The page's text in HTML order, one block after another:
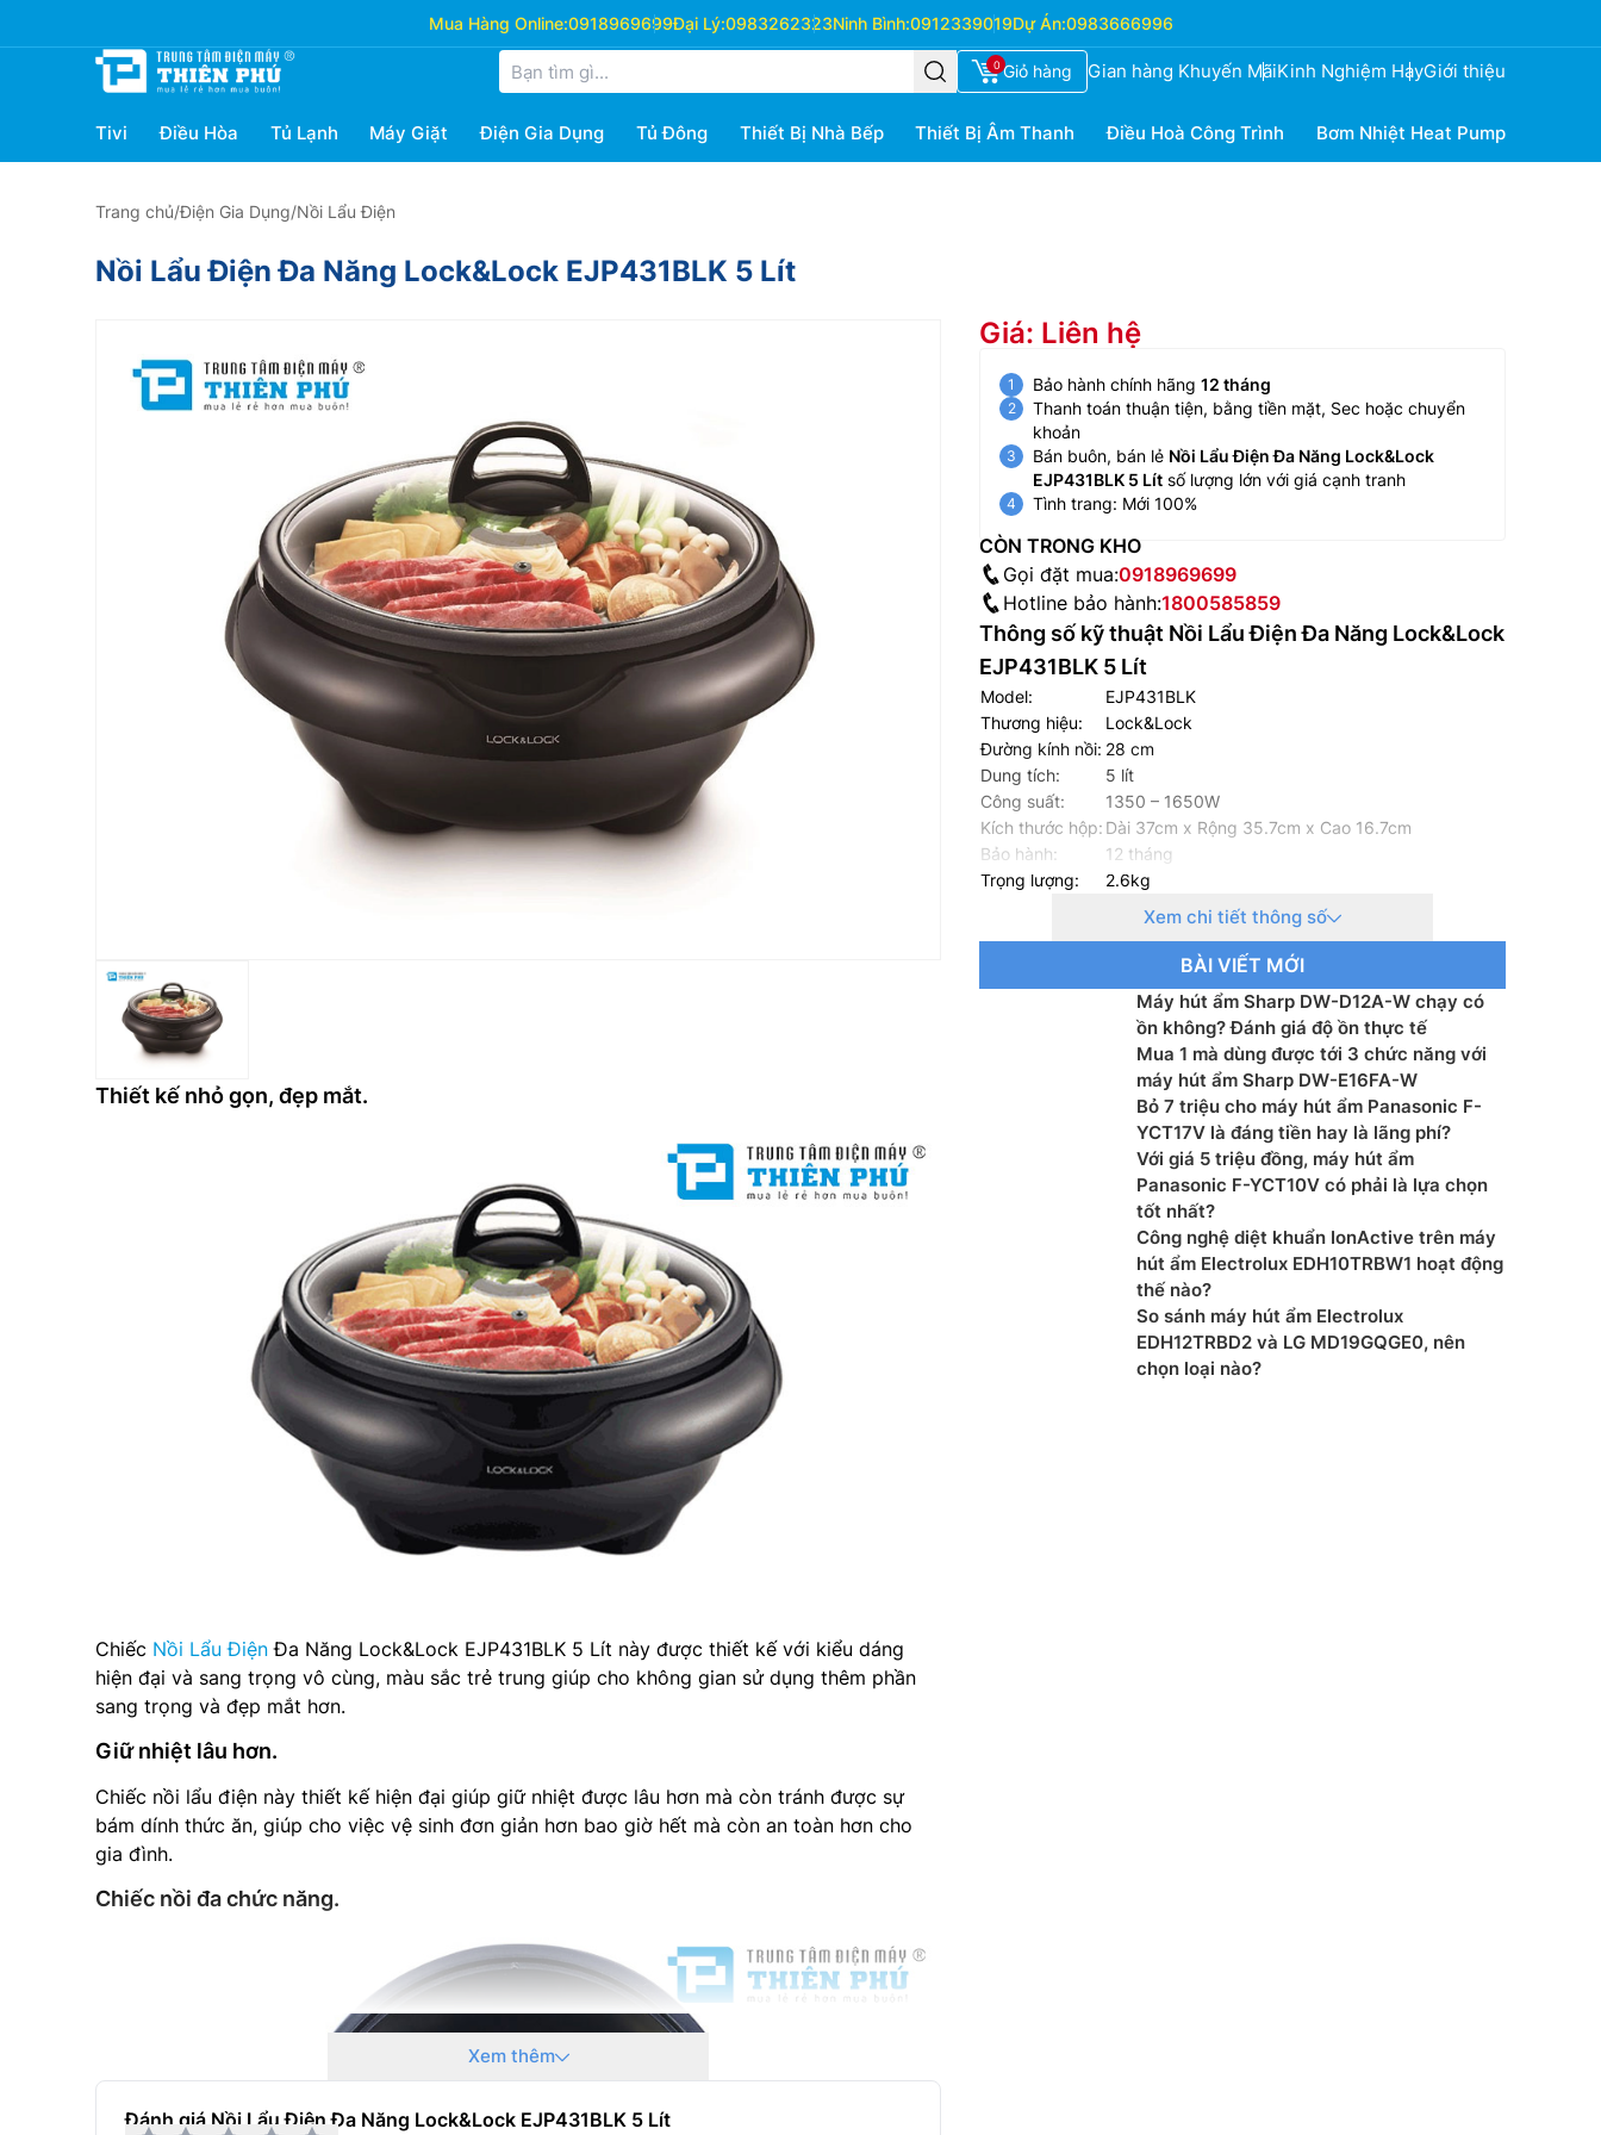
Mua Hàng Online:0918969699Đại Lý:0983262323Ninh Bình:0912339019Dự Án:0983666996
0 Giỏ hàng Gian hàng Khuyến MãiKinh Nghiệm HayGiới thiệu
Tivi Điều Hòa Tủ Lạnh Máy Giặt Điện Gia Dụng Tủ Đông Thiết Bị Nhà Bếp Thiết Bị Âm Thanh Điều Hoà Công Trình Bơm Nhiệt Heat Pump
Trang chủ/Điện Gia Dụng/Nồi Lẩu Điện
Nồi Lẩu Điện Đa Năng Lock&Lock EJP431BLK 5 Lít
Thiết kế nhỏ gọn, đẹp mắt.
Chiếc Nồi Lẩu Điện Đa Năng Lock&Lock EJP431BLK 5 Lít này được thiết kế với kiểu dáng
hiện đại và sang trọng vô cùng, màu sắc trẻ trung giúp cho không gian sử dụng thêm phần
sang trọng và đẹp mắt hơn.
Giữ nhiệt lâu hơn.
Chiếc nồi lẩu điện này thiết kế hiện đại giúp giữ nhiệt được lâu hơn mà còn tránh được sự
bám dính thức ăn, giúp cho việc vệ sinh đơn giản hơn bao giờ hết mà còn an toàn hơn cho
gia đình.
Chiếc nồi đa chức năng.
Xem thêm
Đánh giá Nồi Lẩu Điện Đa Năng Lock&Lock EJP431BLK 5 Lít
Giá: Liên hệ
Bảo hành chính hãng 12 tháng
Thanh toán thuận tiện, bằng tiền mặt, Sec hoặc chuyển
khoản
Bán buôn, bán lẻ Nồi Lẩu Điện Đa Năng Lock&Lock
EJP431BLK 5 Lít số lượng lớn với giá cạnh tranh
Tình trang: Mới 100%
CÒN TRONG KHO
Gọi đặt mua:0918969699
Hotline bảo hành:1800585859
Thông số kỹ thuật Nồi Lẩu Điện Đa Năng Lock&Lock
EJP431BLK 5 Lít
Model:
EJP431BLK
Thương hiệu:
Lock&Lock
Đường kính nồi: 28 cm
Dung tích:
5 lít
Công suất:
1350 – 1650W
Kích thước hộp: Dài 37cm x Rộng 35.7cm x Cao 16.7cm
Bảo hành:
12 tháng
Trọng lượng:
2.6kg
Xem chi tiết thông số
BÀI VIẾT MỚI
Máy hút ẩm Sharp DW-D12A-W chạy có
ồn không? Đánh giá độ ồn thực tế
Mua 1 mà dùng được tới 3 chức năng với
máy hút ẩm Sharp DW-E16FA-W
Bỏ 7 triệu cho máy hút ẩm Panasonic F-
YCT17V là đáng tiền hay là lãng phí?
Với giá 5 triệu đồng, máy hút ẩm
Panasonic F-YCT10V có phải là lựa chọn
tốt nhất?
Công nghệ diệt khuẩn IonActive trên máy
hút ẩm Electrolux EDH10TRBW1 hoạt động
thế nào?
So sánh máy hút ẩm Electrolux
EDH12TRBD2 và LG MD19GQGE0, nên
chọn loại nào?